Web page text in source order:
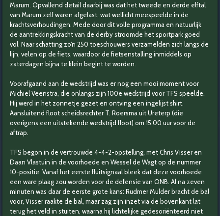
Marum. Opvallend detail daarbij was dat het tweede en derde elftal
van Marum zelf waren afgelast, wat wellicht meespeelde in de
krachtsverhoudingen. Mede door dit volle programma en natuurlijk
de aantrekkingskracht van de derby stroomde het sportpark goed
vol. Naar schatting zo’n 250 toeschouwers verzamelden zich langs de
lijn, velen op de fiets, waardoor de fietsenstalling inmiddels op
zaterdagen bijna te klein begint te worden.
Voorafgaand aan de wedstrijd was er nog een mooi moment voor
Michiel Veenstra, die onlangs zijn 100e wedstrijd voor TFS speelde.
Hij werd in het zonnetje gezet en ontving een ingelijst shirt.
Aansluitend floot scheidsrechter T. Roersma uit Ureterp (die
overigens een uitstekende wedstrijd floot) om 15:00 uur voor de
aftrap.
TFS begon in de vertrouwde 4-4-2-opstelling, met Chris Visser en
Daan Vlastuin in de voorhoede en Wessel de Wagt op de nummer
10-positie. Vanaf het eerste fluitsignaal bleek dat deze voorhoede
een ware plaag zou worden voor de defensie van ONB. Al na zeven
minuten was daar de eerste grote kans: Rudmer Mulder bracht de bal
voor, Visser raakte de bal, maar zag zijn inzet via de bovenkant lat
terug het veld in stuiten, waarna hij lichtelijke gedesoriënteerd niet